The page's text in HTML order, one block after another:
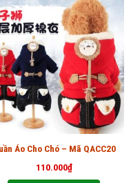
Áo Cho Chó – Mã QACC20
110.000₫